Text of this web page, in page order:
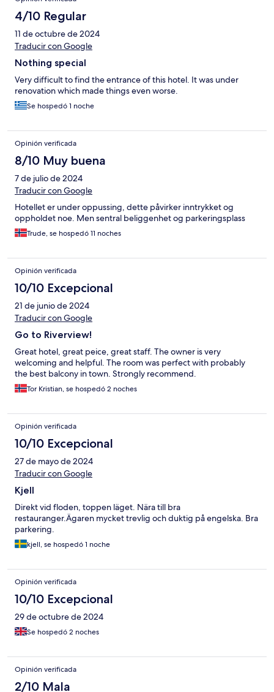
4/10 Regular
11 de octubre de 2024
Traducir con Google
Nothing special
Very difficult to find the entrance of this hotel. It was under
renovation which made things even worse.
Se hospedó 1 noche
Opinión verificada
8/10 Muy buena
7 de julio de 2024
Traducir con Google
Hotellet er under oppussing, dette påvirker inntrykket og
oppholdet noe. Men sentral beliggenhet og parkeringsplass
Trude, se hospedó 11 noches
Opinión verificada
10/10 Excepcional
21 de junio de 2024
Traducir con Google
Go to Riverview!
Great hotel, great peice, great staff. The owner is very
welcoming and helpful. The room was perfect with probably
the best balcony in town. Strongly recommend.
Tor Kristian, se hospedó 2 noches
Opinión verificada
10/10 Excepcional
27 de mayo de 2024
Traducir con Google
Kjell
Direkt vid floden, toppen läget. Nära till bra
restauranger.Ägaren mycket trevlig och duktig på engelska. Bra
parkering.
kjell, se hospedó 1 noche
Opinión verificada
10/10 Excepcional
29 de octubre de 2024
Se hospedó 2 noches
Opinión verificada
2/10 Mala